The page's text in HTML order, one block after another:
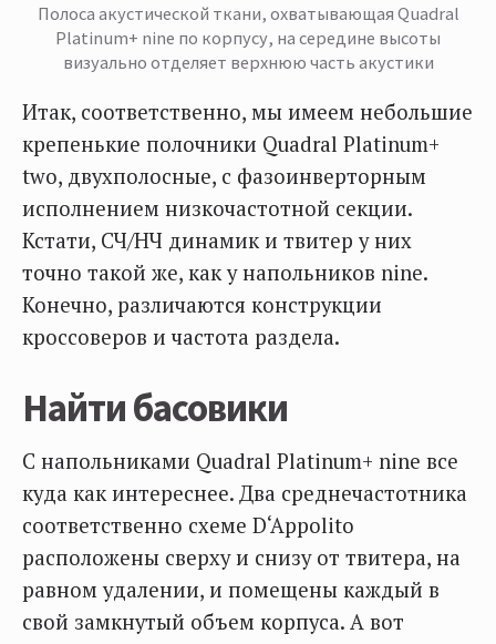
Полоса акустической ткани, охватывающая Quadral
Platinum+ nine по корпусу, на середине высоты
визуально отделяет верхнюю часть акустики
Итак, соответственно, мы имеем небольшие
крепенькие полочники Quadral Platinum+
two, двухполосные, с фазоинверторным
исполнением низкочастотной секции.
Кстати, СЧ/НЧ динамик и твитер у них
точно такой же, как у напольников nine.
Конечно, различаются конструкции
кроссоверов и частота раздела.
Найти басовики
С напольниками Quadral Platinum+ nine все
куда как интереснее. Два среднечастотника
соответственно схеме D‘Appolito
расположены сверху и снизу от твитера, на
равном удалении, и помещены каждый в
свой замкнутый объем корпуса. А вот